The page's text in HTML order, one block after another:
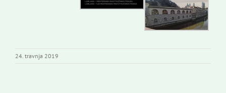
24. travnja 2019